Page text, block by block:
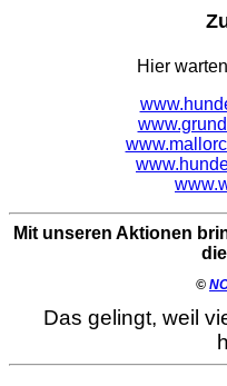
Hier
Mit unseren Aktionen
©
Das gelingt, weil